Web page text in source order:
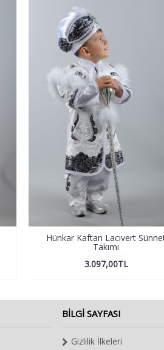
Hünkar Kaftan Lacivert
Takımı
3.097,00TL
BILGI SAYFASI
Gizlilik İlkeleri